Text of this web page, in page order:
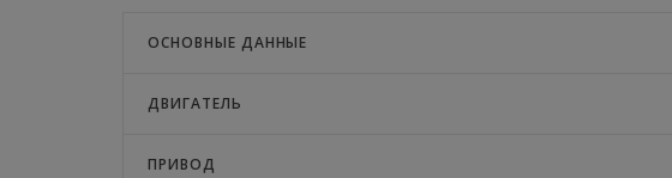
ОСНОВНЫЕ ДАННЫЕ
ДВИГАТЕЛЬ
ПРИВОД